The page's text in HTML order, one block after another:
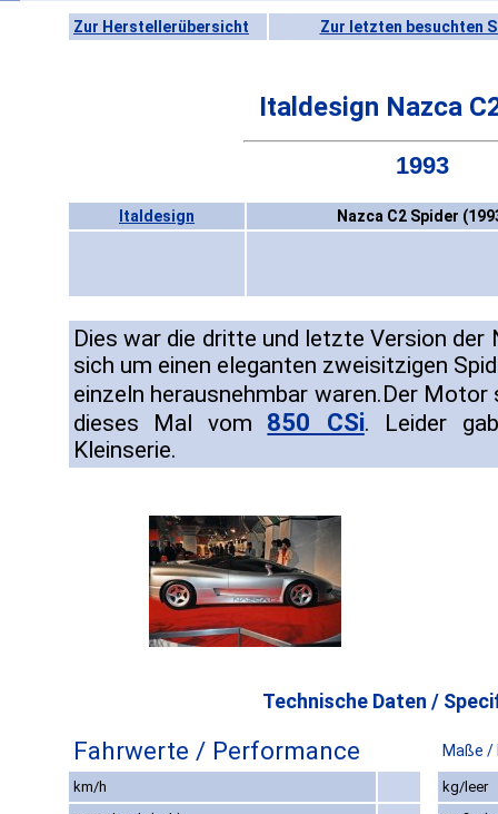
Zur Herstellerübersicht Zur letzten besuchten
Italdesign Nazca
1993
Italdesign Nazca C2 Spider
Dies war die dritte und letzte Version der
sich um einen eleganten zweisitzigen
einzeln herausnehmbar waren.Der
dieses Mal vom 850 CSi. Leider
Kleinserie.
Technische Daten /
Fahrwerte / Performance Maße /
km/h
kg/leer